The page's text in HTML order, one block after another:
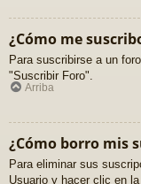
¿Cómo me
Para suscribirse a un
"Suscribir Foro".
Arriba
¿Cómo borro mis
Para eliminar sus
Usuario y hacer clic en